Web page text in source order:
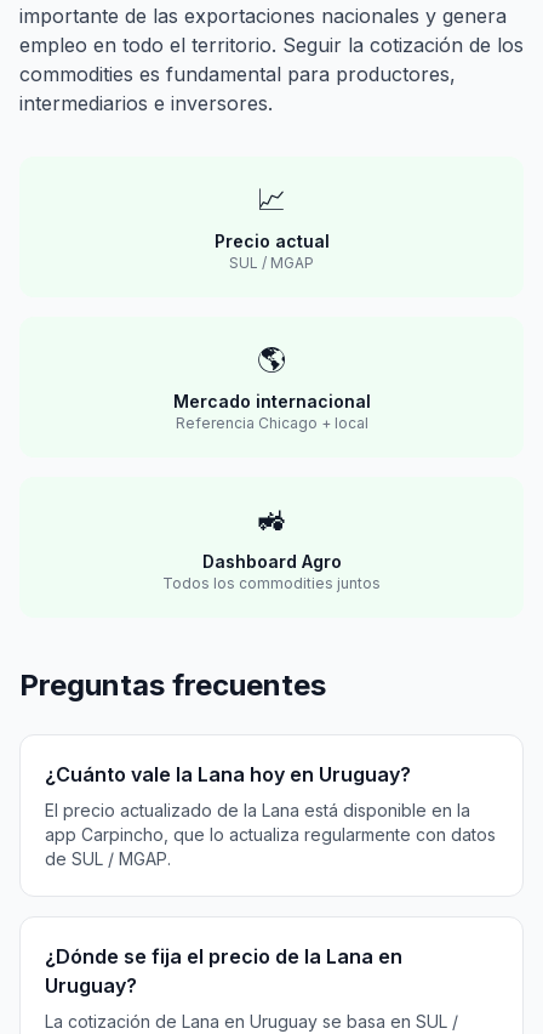
importante de las exportaciones nacionales y genera
empleo en todo el territorio. Seguir la cotización de los
commodities es fundamental para productores,
intermediarios e inversores.
📈
Precio actual
SUL / MGAP
🌎
Mercado internacional
Referencia Chicago + local
🚜
Dashboard Agro
Todos los commodities juntos
Preguntas frecuentes
¿Cuánto vale la Lana hoy en Uruguay?
El precio actualizado de la Lana está disponible en la
app Carpincho, que lo actualiza regularmente con datos
de SUL / MGAP.
¿Dónde se fija el precio de la Lana en
Uruguay?
La cotización de Lana en Uruguay se basa en SUL /